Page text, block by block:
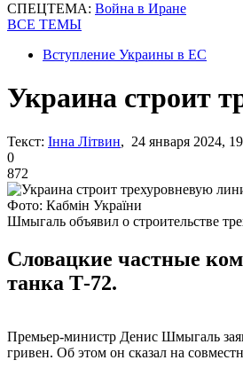
СПЕЦТЕМА: Война в Иране
ВСЕ ТЕМЫ
Вступление Украины в ЕС
Украина строит
Текст: Інна Літвин, 24 января 2024,
0
872
Фото: Кабмін України
Шмыгаль объявил о строительстве
Словацкие частные
танка Т-72.
Премьер-министр Денис Шмыгаль
гривен. Об этом он сказал на